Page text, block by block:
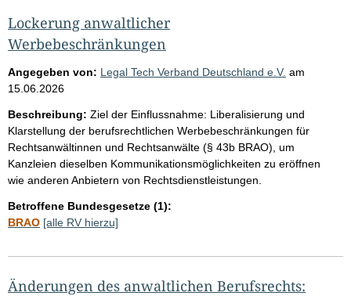
Lockerung anwaltlicher
Werbebeschränkungen
Angegeben von: Legal Tech Verband Deutschland e.V. am
15.06.2026
Beschreibung: Ziel der Einflussnahme: Liberalisierung und
Klarstellung der berufsrechtlichen Werbebeschränkungen für
Rechtsanwältinnen und Rechtsanwälte (§ 43b BRAO), um
Kanzleien dieselben Kommunikationsmöglichkeiten zu eröffnen
wie anderen Anbietern von Rechtsdienstleistungen.
Betroffene Bundesgesetze (1):
BRAO [alle RV hierzu]
Änderungen des anwaltlichen Berufsrechts: